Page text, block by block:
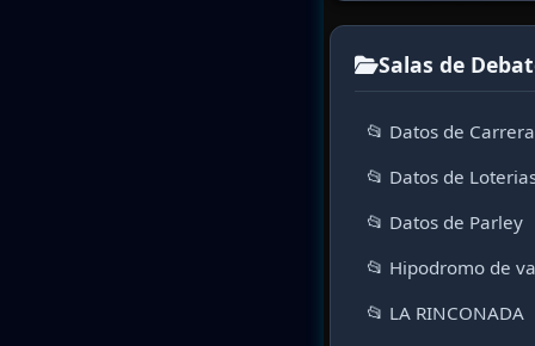
Salas de
📂 Datos de
📂 Datos de
📂 Datos de Parley
📂 Hipodromo de
📂 LA RINCONADA